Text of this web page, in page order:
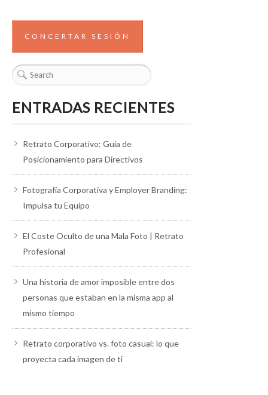
CONCERTAR SESIÓN
ENTRADAS RECIENTES
Retrato Corporativo: Guía de
Posicionamiento para Directivos
Fotografía Corporativa y Employer Branding:
Impulsa tu Equipo
El Coste Oculto de una Mala Foto | Retrato
Profesional
Una historia de amor imposible entre dos
personas que estaban en la misma app al
mismo tiempo
Retrato corporativo vs. foto casual: lo que
proyecta cada imagen de ti